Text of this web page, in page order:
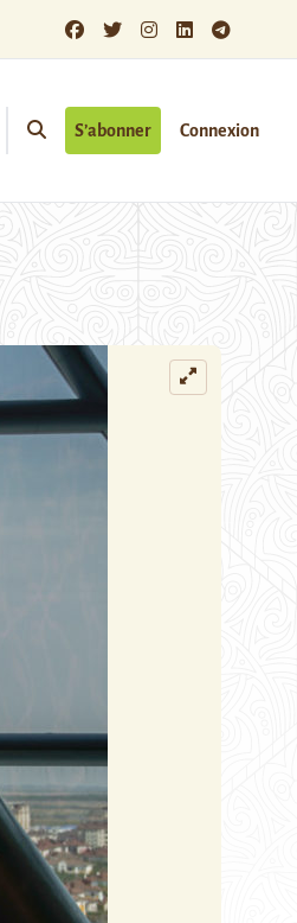
S’abonner Connexion